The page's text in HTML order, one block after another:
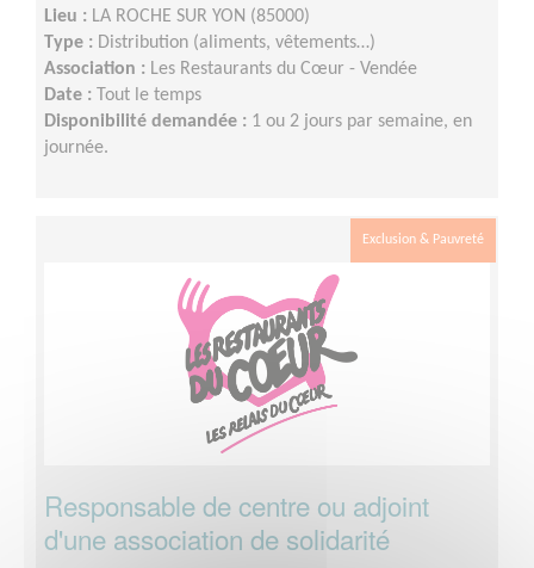
Lieu : LA ROCHE SUR YON (85000)
Type : Distribution (aliments, vêtements…)
Association : Les Restaurants du Cœur - Vendée
Date : Tout le temps
Disponibilité demandée : 1 ou 2 jours par semaine, en
journée.
Exclusion & Pauvreté
Responsable de centre ou adjoint
d'une association de solidarité